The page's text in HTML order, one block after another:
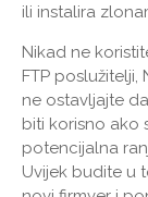
ili instalira
Nikad ne
FTP poslužitelji,
ne ostavljajte
biti korisno ako
potencijalna
Uvijek budite u